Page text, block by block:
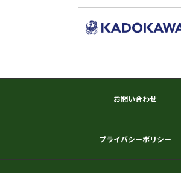
お問い合わせ
プライバシーポリシー